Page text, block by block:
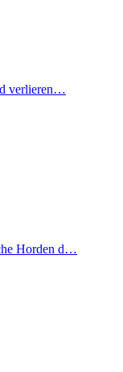
verlieren…
Horden d…